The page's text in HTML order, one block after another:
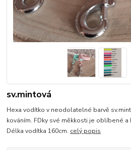
sv.mintová
Hexa vodítko v neodolatelné barvě
kováním. FDky své měkkosti je oblíbené
Délka vodítka 160cm. celý popis